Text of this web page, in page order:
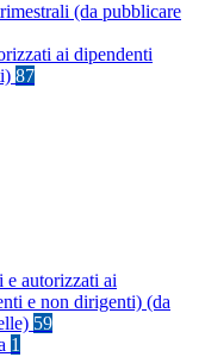
(da pubblicare
ai dipendenti
87
autorizzati ai
e non dirigenti) (da
59
1